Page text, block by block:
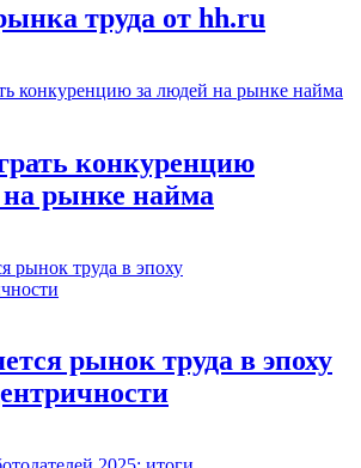
труда от hh.ru
конкуренцию
на рынке найма
рынок труда в эпоху